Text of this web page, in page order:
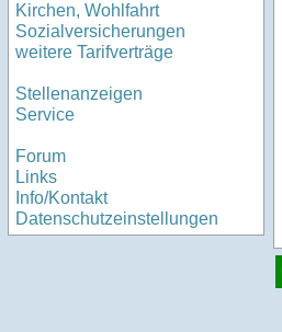
Kirchen, Wohlfahrt
Sozialversicherungen
weitere Tarifverträge
Stellenanzeigen
Service
Forum
Links
Info/Kontakt
Datenschutzeinstellungen